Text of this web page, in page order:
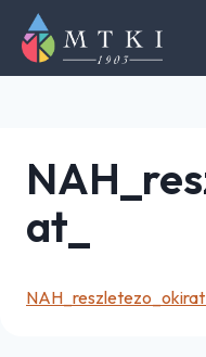
content
at_
NAH_reszletezo_okirat_